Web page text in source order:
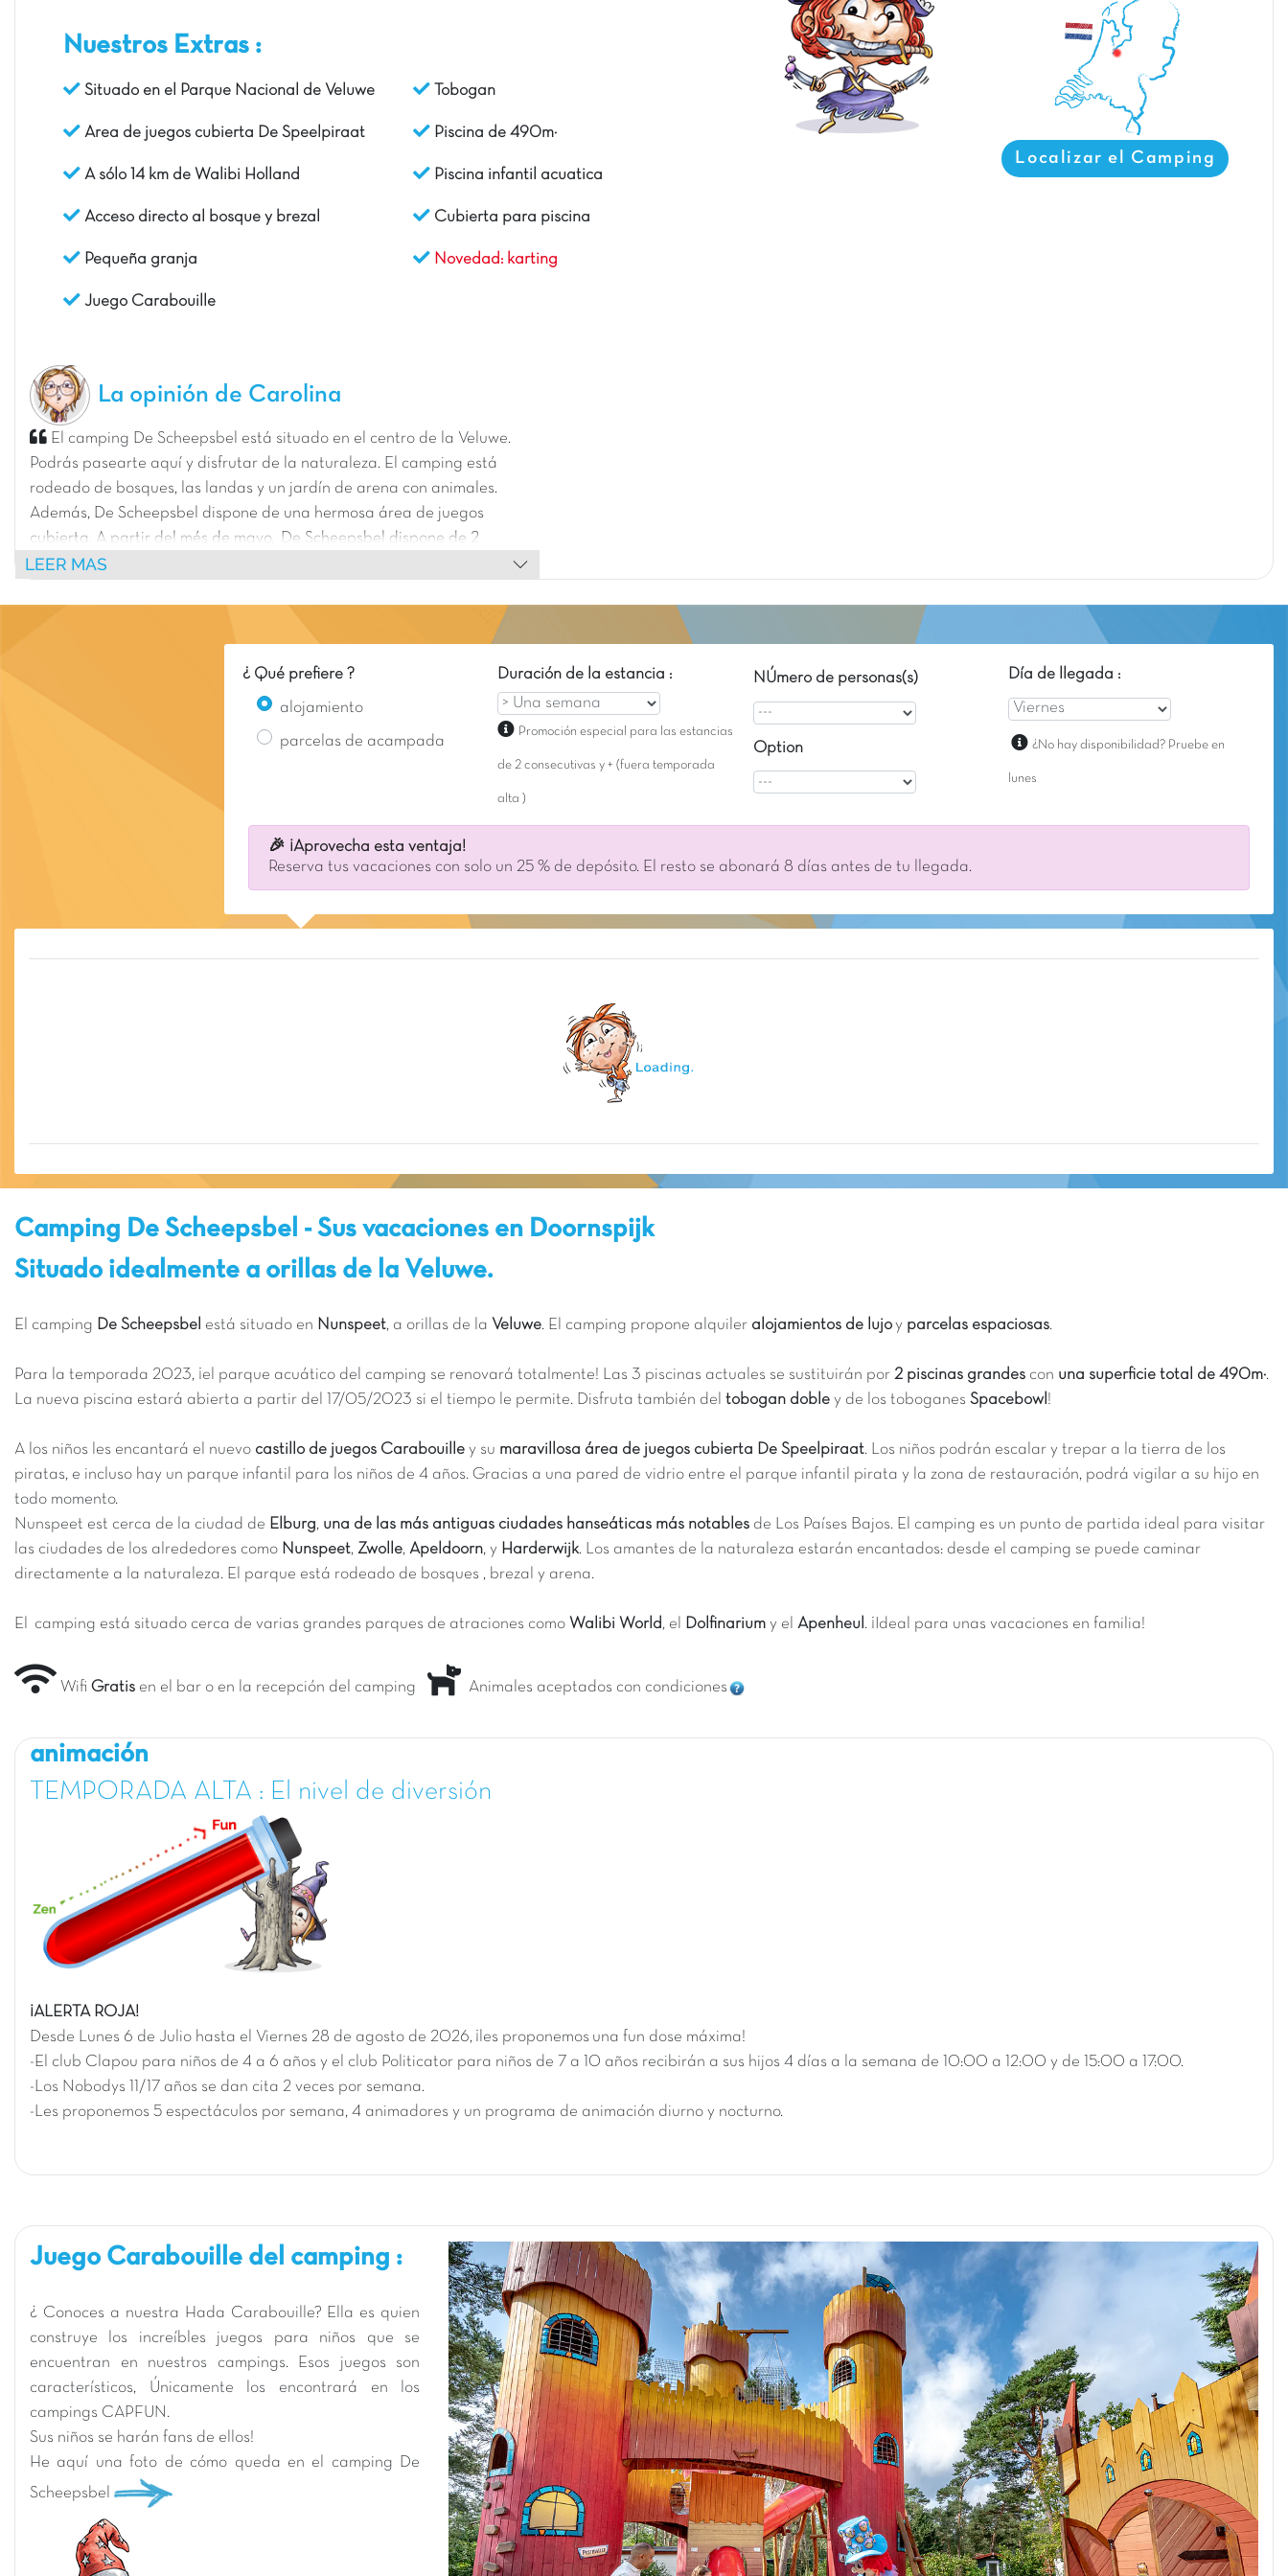
Nuestros Extras :
Situado en el Parque Nacional de Veluwe
Area de juegos cubierta De Speelpiraat
A sólo 14 km de Walibi Holland
Acceso directo al bosque y brezal
Pequeña granja
Juego Carabouille
Tobogan
Piscina de 490m²
Piscina infantil acuatica
Cubierta para piscina
Novedad: karting
Localizar el Camping
La opinión de Carolina
El camping De Scheepsbel está situado en el centro de la Veluwe.
Podrás pasearte aquí y disfrutar de la naturaleza. El camping est
rodeado de bosques, las landas y un jardín de arena con animales.
Además, De Scheepsbel dispone de una hermosa área de juegos
cubierta. A partir del més de mayo, De Scheepsbel dispone de 2
nuevas piscinas con una superficie total de 490m².
LEER MAS
¿ Qué prefiere ?
alojamiento
parcelas de acampada
Duración de la estancia :
Promoción especial para las estancias
de 2 consecutivas y + (fuera temporada
alta )
NÚmero de personas(s)
Option
Día de llegada :
¿No hay disponibilidad? Pruebe en
lunes
🎉 ¡Aprovecha esta ventaja!
Reserva tus vacaciones con solo un 25 % de depósito. El resto se abonará 8 días antes de tu llegada.
Camping De Scheepsbel - Sus vacaciones en Doornspijk
Situado idealmente a orillas de la Veluwe.
El camping De Scheepsbel está situado en Nunspeet, a orillas de la Veluwe. El camping propone alquiler alojamientos de lujoy parcelas espaciosas.
Para la temporada 2023, ¡el parque acuático del camping se renovará totalmente! Las 3 piscinas actuales se sustituirán por 2 piscinas grandes con una superficie total de 490m².
La nueva piscina estará abierta a partir del 17/05/2023 si el tiempo le permite. Disfruta también del tobogan doble y de los toboganes Spacebowl !
A los niños les encantará el nuevo castillo de juegos Carabouille y su maravillosa área de juegos cubierta De Speelpiraat. Los niños podrán escalar y trepar a la tierra de los
piratas, e incluso hay un parque infantil para los niños de 4 años. Gracias a una pared de vidrio entre el parque infantil pirata y la zona de restauración, podrá vigilar a su hijo en
todo momento.
Nunspeet est cerca de la ciudad de Elburg, una de las más antiguas ciudades hanseáticas más notables de Los Países Bajos. El camping es un punto de partida ideal para visitar
las ciudades de los alrededores como Nunspeet, Zwolle, Apeldoorn, y Harderwijk. Los amantes de la naturaleza estarán encantados: desde el camping se puede caminar
directamente a la naturaleza. El parque está rodeado de bosques , brezal y arena.
El camping está situado cerca de varias grandes parques de atraciones como Walibi World, el Dolfinarium y el Apenheul . ¡Ideal para unas vacaciones en familia!
Wifi Gratis en el bar o en la recepción del camping Animales aceptados con condiciones
animación
TEMPORADA ALTA : El nivel de diversión
¡ALERTA ROJA!
Desde Lunes 6 de Julio hasta el Viernes 28 de agosto de 2026, ¡les proponemos una fun dose máxima!
-El club Clapou para niños de 4 a 6 años y el club Politicator para niños de 7 a 10 años recibirán a sus hijos 4 días a la semana de 10:00 a 12:00 y de 15:00 a 17:00.
-Los Nobodys 11/17 años se dan cita 2 veces por semana.
-Les proponemos 5 espectáculos por semana, 4 animadores y un programa de animación diurno y nocturno.
Juego Carabouille del camping :
¿ Conoces a nuestra Hada Carabouille? Ella es quien
construye los increíbles juegos para niños que se
encuentran en nuestros campings. Esos juegos son
característicos, Únicamente los encontrará en los
campings CAPFUN.
Sus niños se harán fans de ellos!
He aquí una foto de cómo queda en el camping De
Scheepsbel